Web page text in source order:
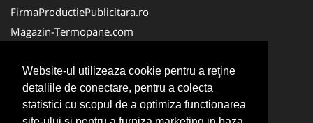
Website-ul utilizeaza cookie pentru a reţine
detaliile de conectare, pentru a colecta
statistici cu scopul de a optimiza functionarea
FirmaProductiePublicitara.ro
Magazin-Termopane.com
CramaVinuri.ro
FirmaTractariAuto.ro
InstalatiiSolare.com